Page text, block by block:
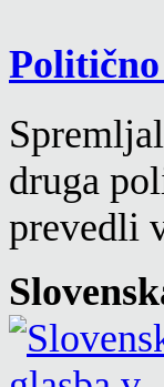
druga
prevedli